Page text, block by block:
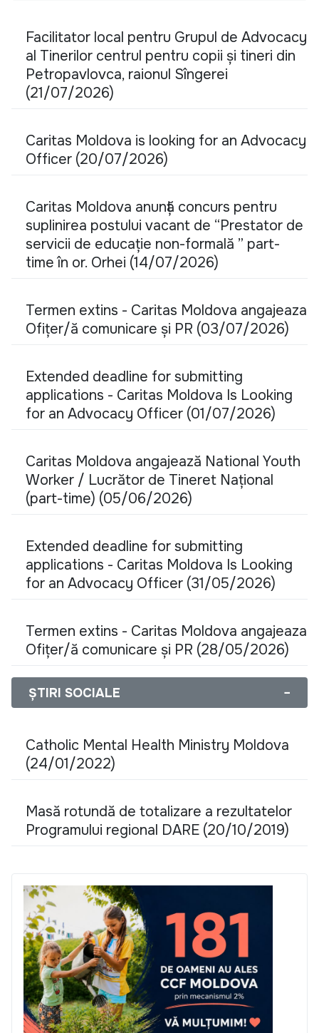
Facilitator local pentru Grupul de Advocacy
al Tinerilor centrul pentru copii și tineri din
Petropavlovca, raionul Sîngerei
(21/07/2026)
Caritas Moldova is looking for an Advocacy
Officer (20/07/2026)
Caritas Moldova anunță concurs pentru
suplinirea postului vacant de “Prestator de
servicii de educație non-formală ” part-
time în or. Orhei (14/07/2026)
Termen extins - Caritas Moldova angajeaza
Ofițer/ă comunicare și PR (03/07/2026)
Extended deadline for submitting
applications - Caritas Moldova Is Looking
for an Advocacy Officer (01/07/2026)
Caritas Moldova angajează National Youth
Worker / Lucrător de Tineret Național
(part-time) (05/06/2026)
Extended deadline for submitting
applications - Caritas Moldova Is Looking
for an Advocacy Officer (31/05/2026)
Termen extins - Caritas Moldova angajeaza
Ofițer/ă comunicare și PR (28/05/2026)
ȘTIRI SOCIALE −
Catholic Mental Health Ministry Moldova
(24/01/2022)
Masă rotundă de totalizare a rezultatelor
Programului regional DARE (20/10/2019)